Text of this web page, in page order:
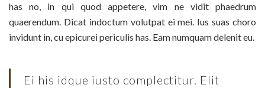
has no, in qui quod appetere, vim ne vidit phaedrum
quaerendum. Dicat indoctum volutpat ei mei. Ius suas choro
invidunt in, cu epicurei periculis has. Eam numquam delenit eu.
Ei his idque iusto complectitur. Elit